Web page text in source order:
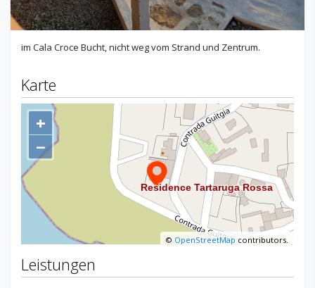
im Cala Croce Bucht, nicht weg vom Strand und Zentrum.
Karte
+
−
© OpenStreetMap contributors.
Leistungen